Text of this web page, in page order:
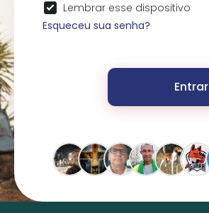
Lembrar esse dispositivo
Esqueceu sua senha?
Entrar